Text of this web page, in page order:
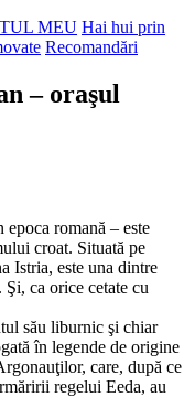
MEU Hai hui prin
Recomandări
– oraşul
romană – este
croat. Situată pe
Istria, este una dintre
ca orice cetate cu
său liburnic şi chiar
în legende de origine
care, după ce
regelui Eeda, au